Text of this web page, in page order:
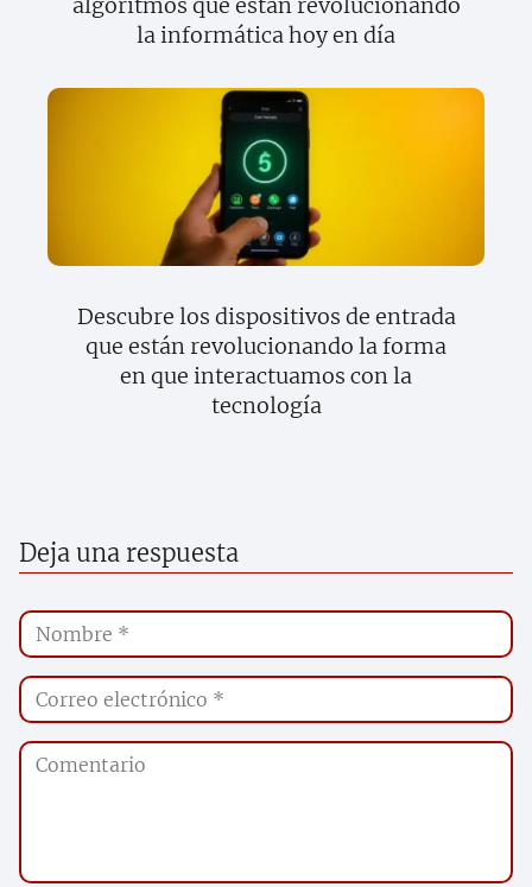
la informática hoy en día
Descubre los dispositivos de entrada
que están revolucionando la forma
en que interactuamos con la
tecnología
Deja una respuesta